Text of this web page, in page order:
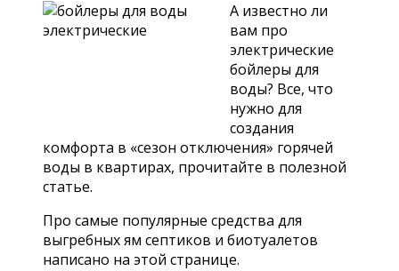
А известно ли
вам про
электрические
бойлеры для
воды? Все, что
нужно для
создания
комфорта в «сезон отключения» горячей
воды в квартирах, прочитайте в полезной
статье.
Про самые популярные средства для
выгребных ям септиков и биотуалетов
написано на этой странице.